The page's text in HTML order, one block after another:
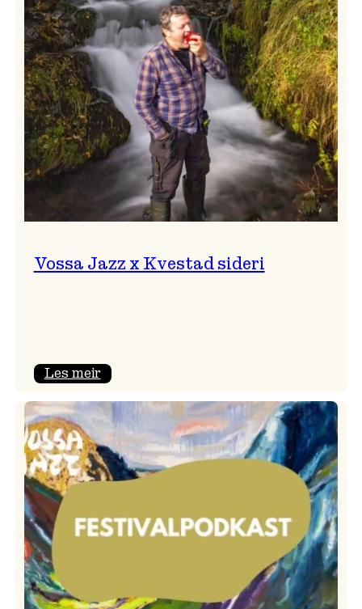
svingar!
Vossa Jazz x Kvestad sideri
Les meir:
Jazz
Kvestad
sideri